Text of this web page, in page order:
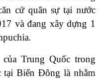
cứ quân sự tại nước
và đang xây dựng 1
Trung Quốc trong
tại Biển Đông là nhằm